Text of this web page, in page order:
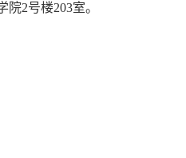
2号楼203室。